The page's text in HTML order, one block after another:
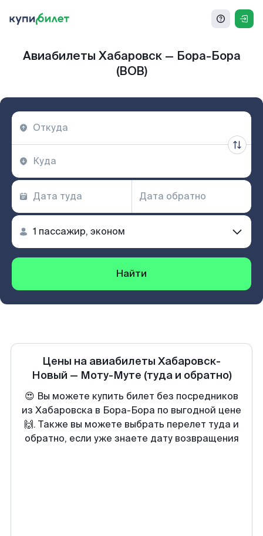
Авиабилеты Хабаровск — Бора-Бора
(BOB)
Найти
Цены на авиабилеты Хабаровск-
Новый — Моту-Муте (туда и обратно)
😍 Вы можете купить билет без посредников
из Хабаровска в Бора-Бора по выгодной цене
🙌. Также вы можете выбрать перелет туда и
обратно, если уже знаете дату возвращения